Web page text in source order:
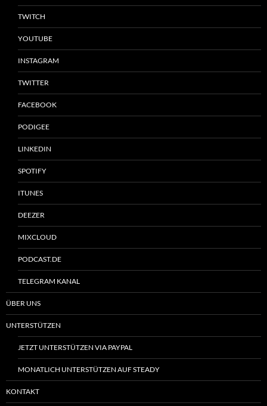
TWITCH
YOUTUBE
INSTAGRAM
TWITTER
FACEBOOK
PODIGEE
LINKEDIN
SPOTIFY
ITUNES
DEEZER
MIXCLOUD
PODCAST.DE
TELEGRAM KANAL
ÜBER UNS
UNTERSTÜTZEN
JETZT UNTERSTÜTZEN VIA PAYPAL
MONATLICH UNTERSTÜTZEN AUF STEADY
KONTAKT